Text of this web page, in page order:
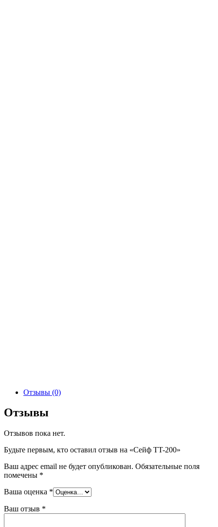
Отзывы (0)
Отзывы
Отзывов пока нет.
Будьте первым, кто оставил отзыв на «Сейф TT-200»
Ваш адрес email не будет опубликован. Обязательные поля
помечены *
Ваша оценка *
Ваш отзыв *